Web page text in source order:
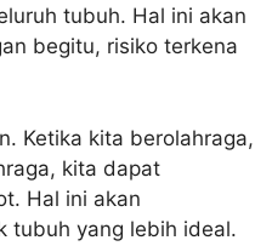
tubuh. Hal ini akan
begitu, risiko terkena
Ketika kita berolahraga,
kita dapat
Hal ini akan
tubuh yang lebih ideal.